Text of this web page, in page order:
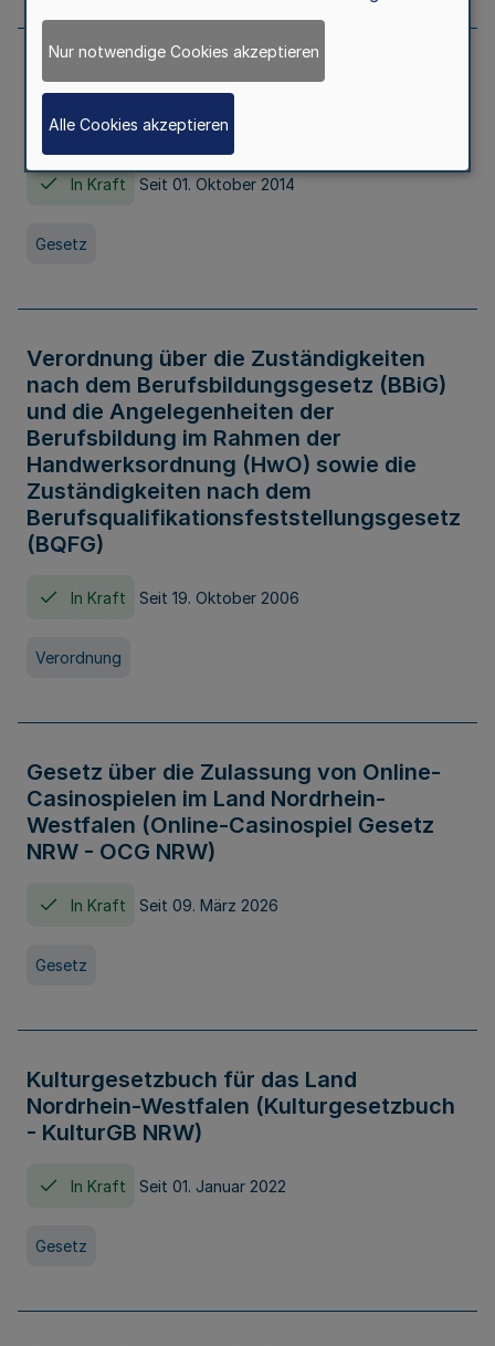
Gesetz über die Hochschulen des Landes
Nordrhein-Westfalen (Hochschulgesetz -
HG)
In Kraft Seit 01. Oktober 2014
Gesetz
Verordnung über die Zuständigkeiten
nach dem Berufsbildungsgesetz (BBiG)
und die Angelegenheiten der
Berufsbildung im Rahmen der
Handwerksordnung (HwO) sowie die
Zuständigkeiten nach dem
Berufsqualifikationsfeststellungsgesetz
(BQFG)
In Kraft Seit 19. Oktober 2006
Verordnung
Gesetz über die Zulassung von Online-
Casinospielen im Land Nordrhein-
Westfalen (Online-Casinospiel Gesetz
NRW - OCG NRW)
In Kraft Seit 09. März 2026
Gesetz
Kulturgesetzbuch für das Land
Nordrhein-Westfalen (Kulturgesetzbuch
- KulturGB NRW)
In Kraft Seit 01. Januar 2022
Gesetz
Nur notwendige Cookies akzeptieren
Alle Cookies akzeptieren